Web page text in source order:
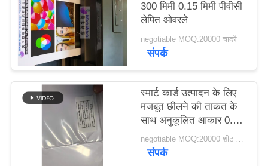
PRIVACY
POLICY
300 मिमी 0.15 मिमी पीवीसी
लेपित ओवरले
negotiable MOQ:20000 चादरें
संपर्क
स्मार्ट कार्ड उत्पादन के लिए
मजबूत छीलने की ताकत के
साथ अनुकूलित आकार 0.3
मिमी सफेद इंकजेट मुद्रण
योग्य पीवीसी शीट
negotiable MOQ:20000 शीट या 2 टन
संपर्क